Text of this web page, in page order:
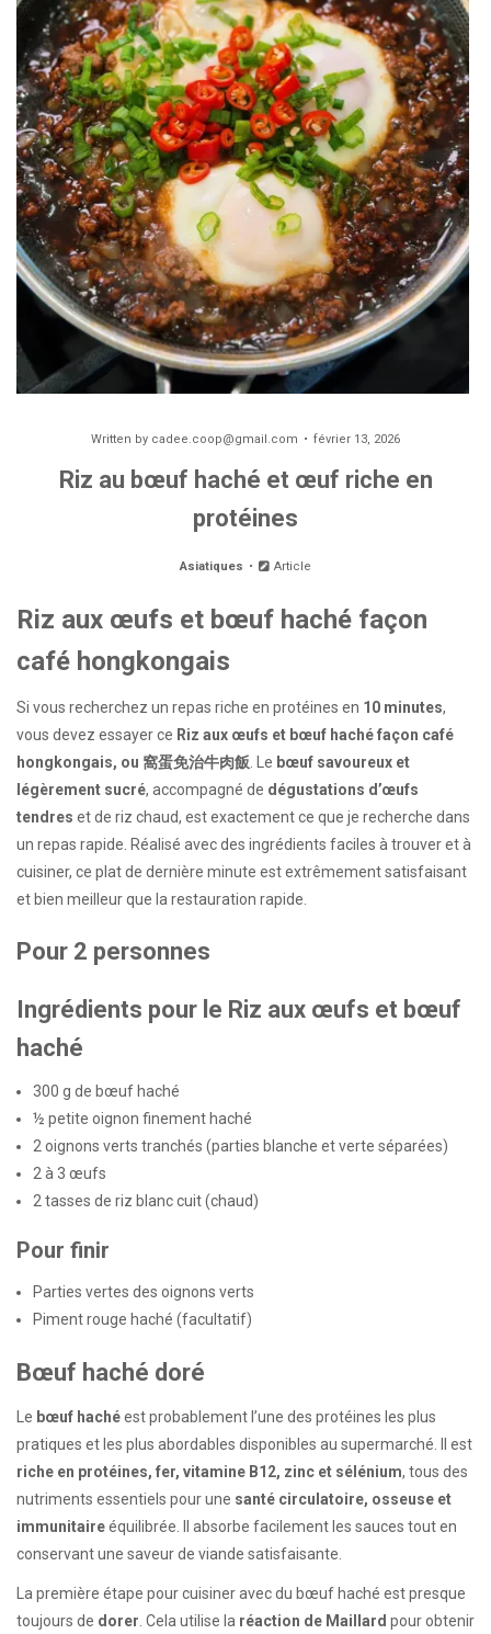
Written by cadee.coop@gmail.com février 13, 2026
Riz au bœuf haché et œuf riche en
protéines
Asiatiques Article
Riz aux œufs et bœuf haché façon
café hongkongais
Si vous recherchez un repas riche en protéines en 10 minutes,
vous devez essayer ce Riz aux œufs et bœuf haché façon café
hongkongais, ou 窩蛋免治牛肉飯 . Le bœuf savoureux et
légèrement sucré, accompagné de dégustations d’œufs
tendres et de riz chaud, est exactement ce que je recherche dans
un repas rapide. Réalisé avec des ingrédients faciles à trouver et à
cuisiner, ce plat de dernière minute est extrêmement satisfaisant
et bien meilleur que la restauration rapide.
Pour 2 personnes
Ingrédients pour le Riz aux œufs et bœuf
haché
300 g de bœuf haché
½ petite oignon finement haché
2 oignons verts tranchés (parties blanche et verte séparées)
2 à 3 œufs
2 tasses de riz blanc cuit (chaud)
Pour finir
Parties vertes des oignons verts
Piment rouge haché (facultatif)
Bœuf haché doré
Le bœuf hachéest probablement l’une des protéines les plus
pratiques et les plus abordables disponibles au supermarché. Il est
riche en protéines, fer, vitamine B12, zinc et sélénium, tous des
nutriments essentiels pour une santé circulatoire, osseuse et
immunitaireéquilibrée. Il absorbe facilement les sauces tout en
conservant une saveur de viande satisfaisante.
La première étape pour cuisiner avec du bœuf haché est presque
toujours de dorer . Cela utilise la réaction de Maillard pour obtenir